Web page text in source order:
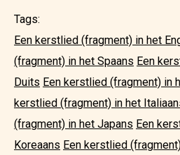
Tags:
Een kerstlied (fragment) in het
(fragment) in het Spaans Een
Duits Een kerstlied (fragment) in
kerstlied (fragment) in het
(fragment) in het Japans Een
Koreaans Een kerstlied